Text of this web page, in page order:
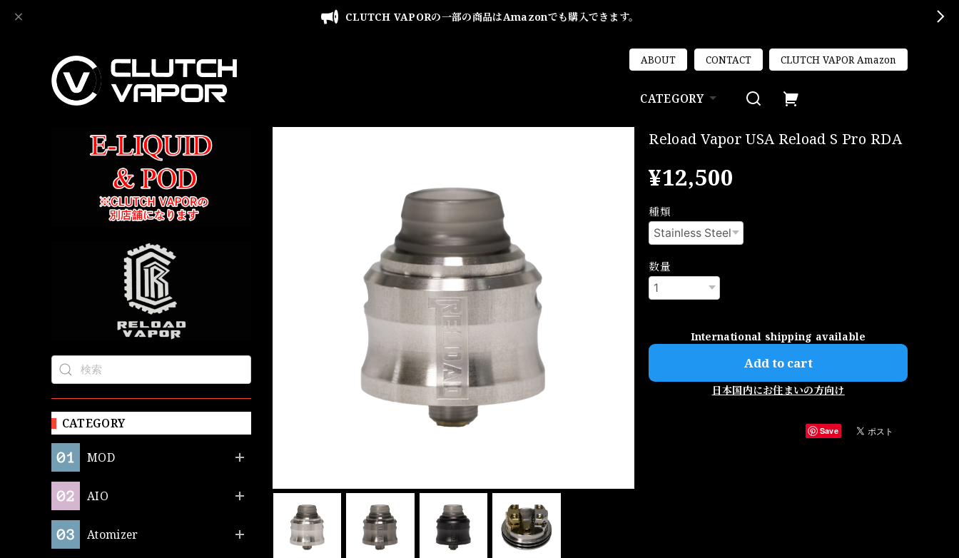
CLUTCH VAPORの一部の商品はAmazonでも購入できます。
ABOUT CONTACT CLUTCH VAPOR Amazon
CATEGORY
CATEGORY
MOD
AIO
Atomizer
Reload Vapor USA Reload S Pro RDA
¥12,500
種類
数量
International shipping available
Add to cart
日本国内にお住まいの方向け
Save